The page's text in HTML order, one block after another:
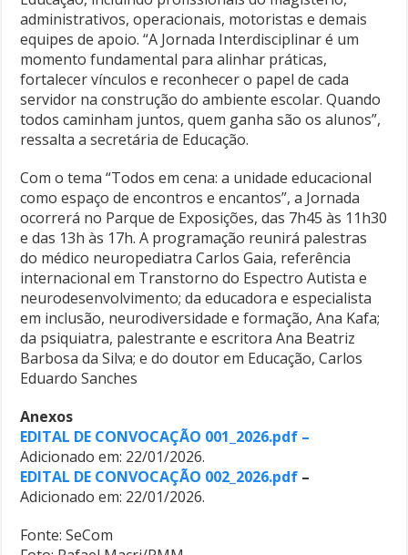
administrativos, operacionais, motoristas e demais
equipes de apoio. “A Jornada Interdisciplinar é um
momento fundamental para alinhar práticas,
fortalecer vínculos e reconhecer o papel de cada
servidor na construção do ambiente escolar. Quando
todos caminham juntos, quem ganha são os alunos”,
ressalta a secretária de Educação.
Com o tema “Todos em cena: a unidade educacional
como espaço de encontros e encantos”, a Jornada
ocorrerá no Parque de Exposições, das 7h45 às 11h30
e das 13h às 17h. A programação reunirá palestras
do médico neuropediatra Carlos Gaia, referência
internacional em Transtorno do Espectro Autista e
neurodesenvolvimento; da educadora e especialista
em inclusão, neurodiversidade e formação, Ana Kafa;
da psiquiatra, palestrante e escritora Ana Beatriz
Barbosa da Silva; e do doutor em Educação, Carlos
Eduardo Sanches
Anexos
EDITAL DE CONVOCAÇÃO 001_2026.pdf –
Adicionado em: 22/01/2026.
EDITAL DE CONVOCAÇÃO 002_2026.pdf –
Adicionado em: 22/01/2026.
Fonte: SeCom